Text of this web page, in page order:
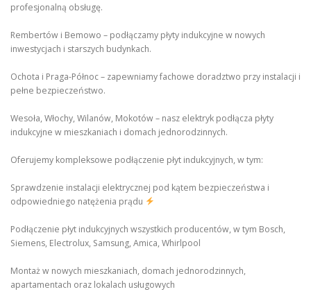
profesjonalną obsługę.
Rembertów i Bemowo – podłączamy płyty indukcyjne w nowych
inwestycjach i starszych budynkach.
Ochota i Praga-Północ – zapewniamy fachowe doradztwo przy instalacji i
pełne bezpieczeństwo.
Wesoła, Włochy, Wilanów, Mokotów – nasz elektryk podłącza płyty
indukcyjne w mieszkaniach i domach jednorodzinnych.
Oferujemy kompleksowe podłączenie płyt indukcyjnych, w tym:
Sprawdzenie instalacji elektrycznej pod kątem bezpieczeństwa i
odpowiedniego natężenia prądu
Podłączenie płyt indukcyjnych wszystkich producentów, w tym Bosch,
Siemens, Electrolux, Samsung, Amica, Whirlpool
Montaż w nowych mieszkaniach, domach jednorodzinnych,
apartamentach oraz lokalach usługowych